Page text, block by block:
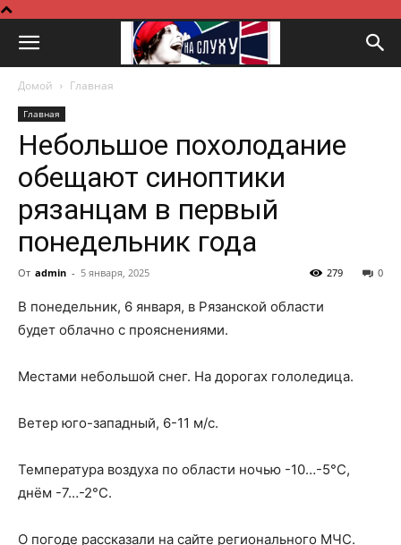
Домой Главная
Главная
Небольшое похолодание
обещают синоптики
рязанцам в первый
понедельник года
От admin - 5 января, 2025 0
279
В понедельник, 6 января, в Рязанской области
будет облачно с прояснениями.
Местами небольшой снег. На дорогах гололедица.
Ветер юго-западный, 6-11 м/с.
Температура воздуха по области ночью -10…-5°С,
днём -7…-2°С.
О погоде рассказали на сайте регионального МЧС.